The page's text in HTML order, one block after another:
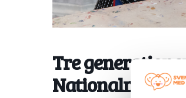
Tre
Nationalmuseet